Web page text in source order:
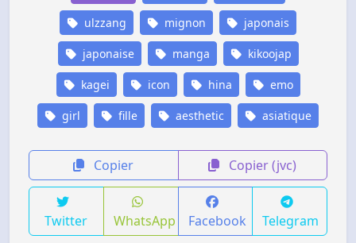
ulzzang mignon japonais
japonaise manga kikoojap
kagei icon hina emo
girl fille aesthetic asiatique
Copier Copier (jvc)
Twitter WhatsApp Facebook Telegram